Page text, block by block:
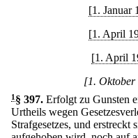
[1. Januar
[1. April
[1. April
[1.
1 § 397. Erfolgt zu Gunsten
Urtheils wegen
Strafgesetzes, und erstreckt